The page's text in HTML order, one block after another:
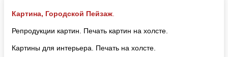
Картина, Городской Пейзаж
Репродукции картин. Печать картин на холсте.
Картины для интерьера. Печать на холсте.